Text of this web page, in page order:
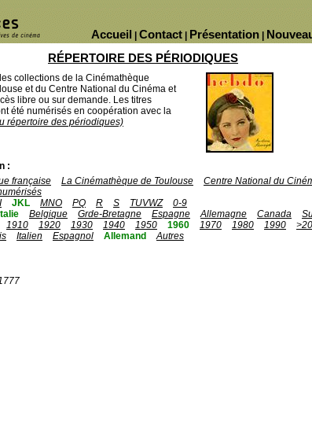
Présentation
Contact
Accueil
RÉPERTOIRE DES PÉRIODIQUES
collections de la Cinémathèque
et du Centre National du Cinéma et
libre ou sur demande. Les titres
été numérisés en coopération avec la
répertoire des périodiques)
:
française La Cinémathèque de Toulouse
Centre National du
JKL MNO PQ R S TUVWZ
0-9
Italie Belgique Grde-Bretagne Espagne Allemagne Canada
1910 1920 1930 1940 1950 1960 1970 1980 1990
Italien Espagnol Allemand
Autres